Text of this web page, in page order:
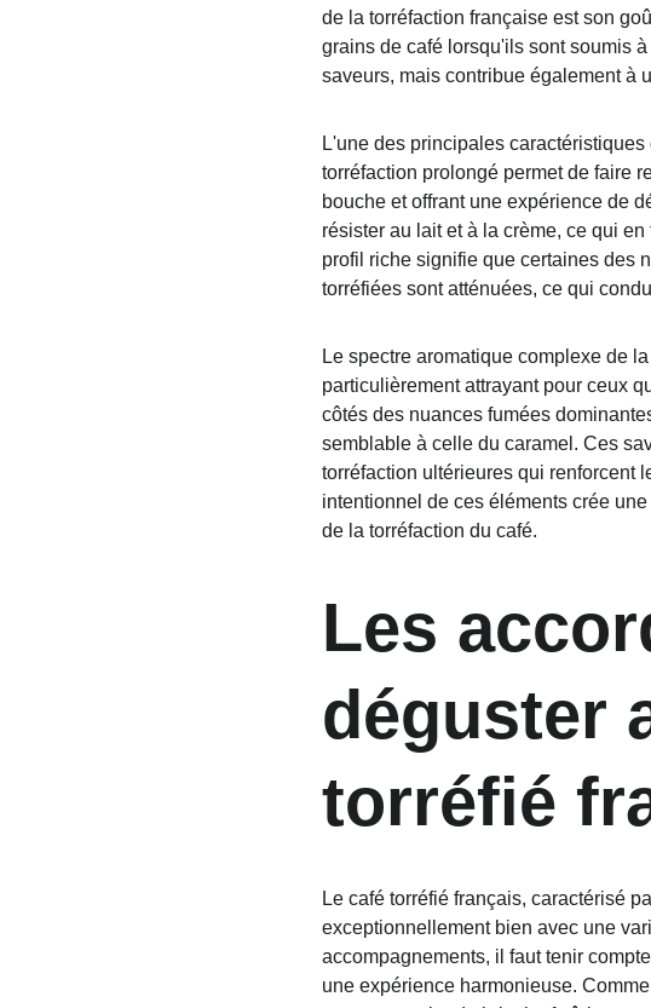
de la torréfaction française est son
grains de café lorsqu'ils sont soumis
saveurs, mais contribue également à
L'une des principales
torréfaction prolongé permet de faire
bouche et offrant une expérience de
résister au lait et à la crème, ce qui
profil riche signifie que certaines des
torréfiées sont atténuées, ce qui
Le spectre aromatique complexe de
particulièrement attrayant pour ceux
côtés des nuances fumées
semblable à celle du caramel. Ces
torréfaction ultérieures qui renforcent
intentionnel de ces éléments crée
de la torréfaction du café.
Les
déguster
torréfié
Le café torréfié français, caractérisé
exceptionnellement bien avec une
accompagnements, il faut tenir
une expérience harmonieuse.